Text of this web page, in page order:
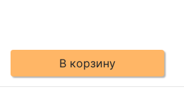
В корзину